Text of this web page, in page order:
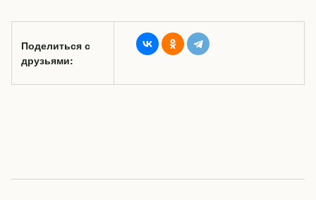
Поделиться с
друзьями: